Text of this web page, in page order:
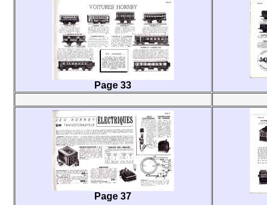
Page 33
Page 37